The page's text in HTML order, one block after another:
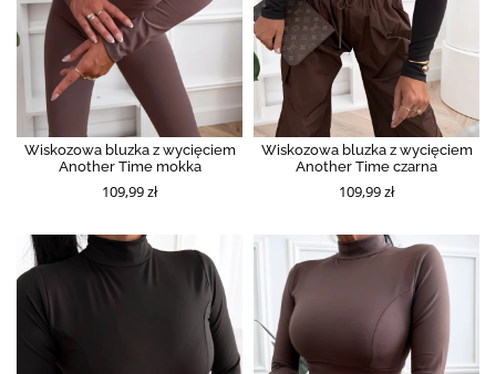
Wiskozowa bluzka z wycięciem
Another Time mokka
109,99 zł
Wiskozowa bluzka z wycięciem
Another Time czarna
109,99 zł